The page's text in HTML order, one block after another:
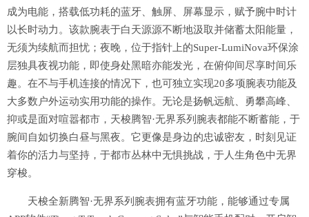
成为电能，搭载低功耗的蓝牙、触屏、屏幕显示，赋予腕中时计
以长时动力。该款腕表于白天源源不断地汲取并储蓄太阳能量，
无须为续航而担忧；夜晚，位于指针上的Super-LumiNova环保涂
层独具夜视功能，即使身处黑暗亦能发光，在俯仰间尽享时间乐
趣。在不与手机连接的情况下，也可独立实现20多项腕表功能及
大多数户外运动实用功能的操作。无论是扬帆远航、勇攀高峰、
抑或是面对喧嚣都市，天梭腾智·无界系列腕表都能不断蓄能，于
腕间自如切换白昼与黑夜。它更像是身边的忠诚密友，时刻见证
着你的活力与坚持，于都市丛林中无惧挑战，于人生角色中无界
穿梭。
天梭全新腾智·无界系列腕表拥有蓝牙功能，能够通过专属